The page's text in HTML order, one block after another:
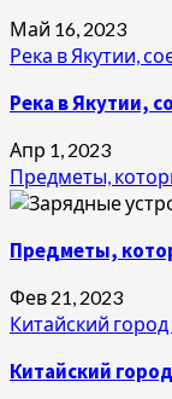
Май 16, 2023
Река в Якутии,
Река в Якутии,
Апр 1, 2023
Предметы,
Предметы,
Фев 21, 2023
Китайский
Китайский